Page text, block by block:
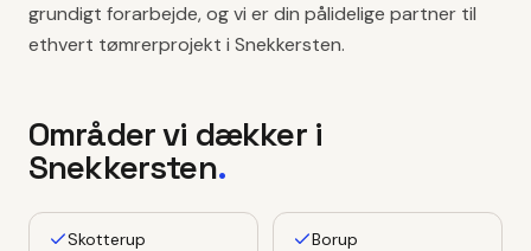
grundigt forarbejde, og vi er din pålidelige partner til
ethvert tømrerprojekt i Snekkersten.
Områder vi dækker i
Snekkersten.
Skotterup Borup